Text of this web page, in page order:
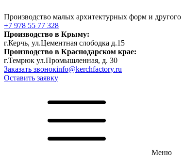
Производство малых архитектурных форм и
+7 978 55 77 328
Производство в Крыму:
г.Керчь, ул.Цементная слободка д.15
Производство в Краснодарском крае:
г.Темрюк ул.Промышленная, д. 30
Заказать звонокinfo@kerchfactory.ru
Оставить заявку
Меню